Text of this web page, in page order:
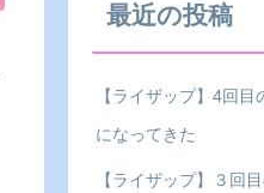
最近の投稿
【ライザップ】4回
になってきた
【ライザップ】３回